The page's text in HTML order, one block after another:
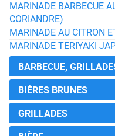
MARINADE BARBECUE
CORIANDRE)
MARINADE AU CITRON
MARINADE TERIYAKI
BARBECUE,
BIÈRES BRUNES
GRILLADES